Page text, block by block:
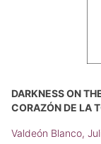
DARKNESS ON
CORAZÓN DE LA
Valdeón Blanco,